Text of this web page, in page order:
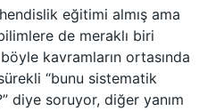
eğitimi almış ama
de meraklı biri
kavramların ortasında
“bunu sistematik
diye soruyor, diğer yanım